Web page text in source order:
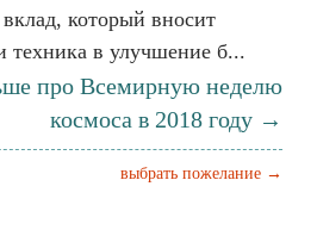
который вносит
техника в улучшение б...
про Всемирную неделю
космоса в 2018 году →
выбрать пожелание →